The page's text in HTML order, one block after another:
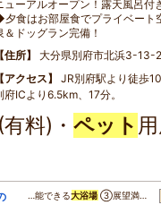
ューアルオープン！露天風呂付
食はお部屋食でプライベー
＆ドッグラン完備！
住所
大分県別府市北浜3-13-
アクセス
JR別府駅より徒歩
府ICより6.5km、17分。
料)・ ペット
…能できる大浴場 ③展望満…